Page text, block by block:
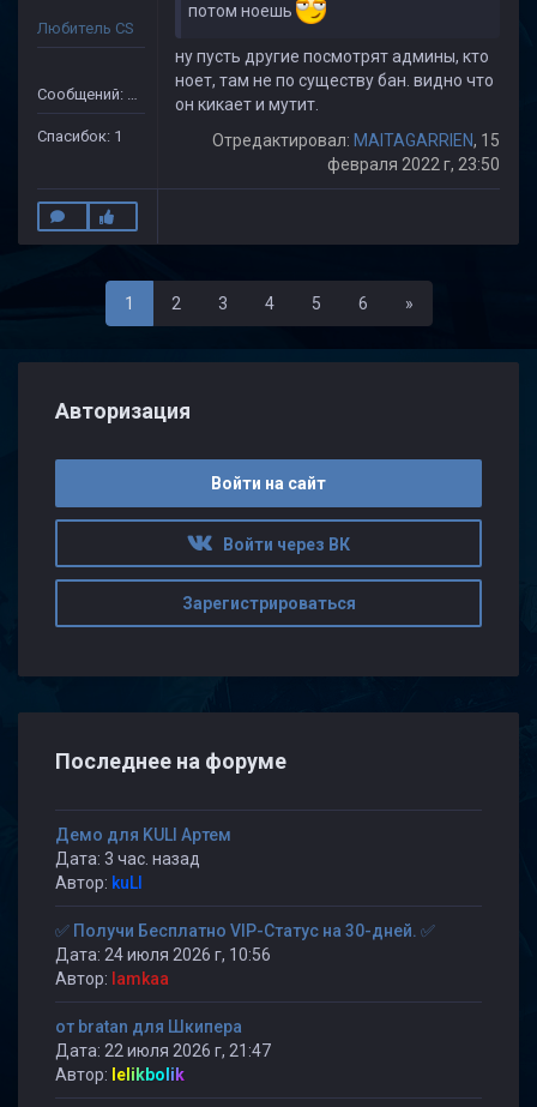
Любитель CS
Сообщений: 110
Спасибок: 1
потом ноешь
ну пусть другие посмотрят админы, кто
ноет, там не по существу бан. видно что
он кикает и мутит.
Отредактировал: MAITAGARRIEN, 15
февраля 2022 г, 23:50
1 2 3 4 5 6 »Последняя
Авторизация
Войти на сайт
Войти через ВК
Зарегистрироваться
Последнее на форуме
Демо для KULI Артем
Дата: 3 час. назад
Автор: kuLI
✅ Получи Бесплатно VIP-Статус на 30-дней. ✅
Дата: 24 июля 2026 г, 10:56
Автор: lamkaa
от bratan для Шкипера
Дата: 22 июля 2026 г, 21:47
Автор: lelikbolik